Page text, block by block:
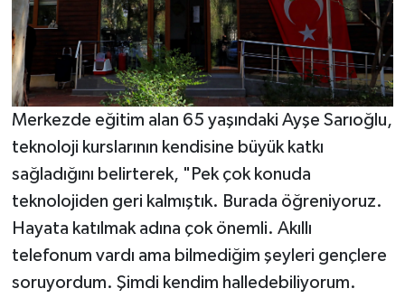
Merkezde eğitim alan 65 yaşındaki Ayşe Sarıoğlu,
teknoloji kurslarının kendisine büyük katkı
sağladığını belirterek, "Pek çok konuda
teknolojiden geri kalmıştık. Burada öğreniyoruz.
Hayata katılmak adına çok önemli. Akıllı
telefonum vardı ama bilmediğim şeyleri gençlere
soruyordum. Şimdi kendim halledebiliyorum.